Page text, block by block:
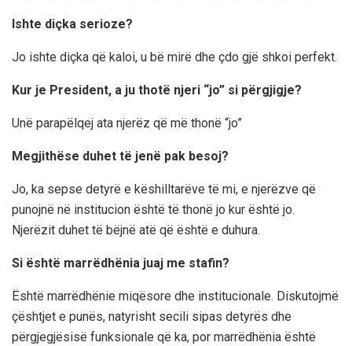
Ishte diçka serioze?
Jo ishte diçka që kaloi, u bë mirë dhe çdo gjë shkoi perfekt.
Kur je President, a ju thotë njeri “jo” si përgjigje?
Unë parapëlqej ata njerëz që më thonë “jo”
Megjithëse duhet të jenë pak besoj?
Jo, ka sepse detyrë e këshilltarëve të mi, e njerëzve që
punojnë në institucion është të thonë jo kur është jo.
Njerëzit duhet të bëjnë atë që është e duhura.
Si është marrëdhënia juaj me stafin?
Është marrëdhënie miqësore dhe institucionale. Diskutojmë
çështjet e punës, natyrisht secili sipas detyrës dhe
përgjegjësisë funksionale që ka, por marrëdhënia është